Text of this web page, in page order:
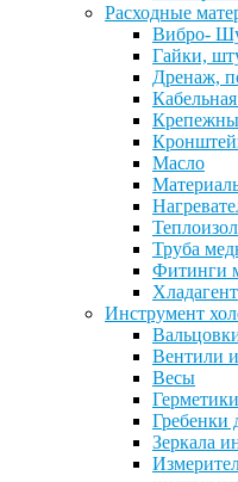
Расходные
Вибро-
Гайки,
Дренаж,
Масло
Труба
Фитинги
Хладагент
Инструмент
Вентили
Весы
Герметики
Гребенки
Зеркала